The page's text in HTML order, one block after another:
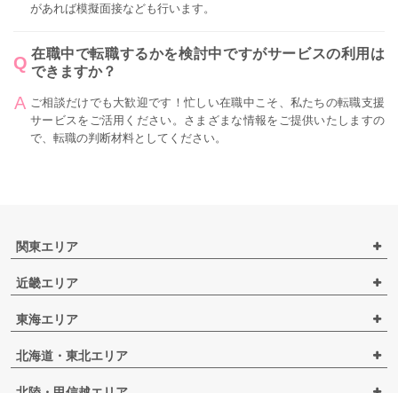
があれば模擬面接なども行います。
在職中で転職するかを検討中ですがサービスの利用は
できますか？
ご相談だけでも大歓迎です！忙しい在職中こそ、私たちの転職支援
サービスをご活用ください。さまざまな情報をご提供いたしますの
で、転職の判断材料としてください。
関東エリア
近畿エリア
東海エリア
北海道・東北エリア